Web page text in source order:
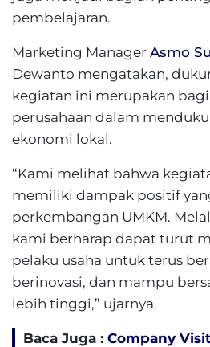
pembelajaran.
Marketing Manager Asmo
Dewanto mengatakan,
kegiatan ini merupakan
perusahaan dalam
ekonomi lokal.
“Kami melihat bahwa
memiliki dampak positif
perkembangan UMKM.
kami berharap dapat turut
pelaku usaha untuk terus
berinovasi, dan mampu
lebih tinggi,” ujarnya.
Baca Juga : Company